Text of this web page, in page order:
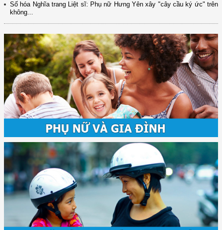
Số hóa Nghĩa trang Liệt sĩ: Phụ nữ Hưng Yên xây "cây cầu ký ức" trên
không...